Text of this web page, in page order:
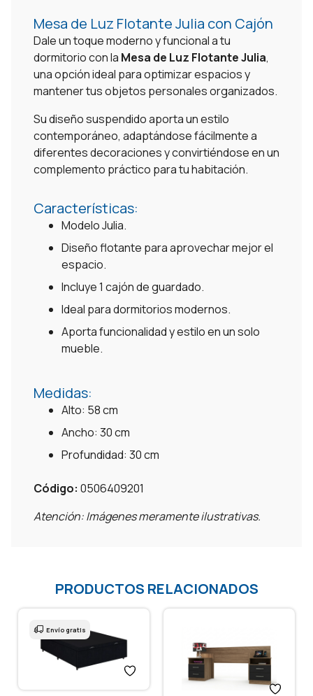
Mesa de Luz Flotante Julia con Cajón
Dale un toque moderno y funcional a tu
dormitorio con la Mesa de Luz Flotante Julia,
una opción ideal para optimizar espacios y
mantener tus objetos personales organizados.
Su diseño suspendido aporta un estilo
contemporáneo, adaptándose fácilmente a
diferentes decoraciones y convirtiéndose en un
complemento práctico para tu habitación.
Características:
Modelo Julia.
Diseño flotante para aprovechar mejor el
espacio.
Incluye 1 cajón de guardado.
Ideal para dormitorios modernos.
Aporta funcionalidad y estilo en un solo
mueble.
Medidas:
Alto: 58 cm
Ancho: 30 cm
Profundidad: 30 cm
Código: 0506409201
Atención: Imágenes meramente ilustrativas.
PRODUCTOS RELACIONADOS
Envío gratis